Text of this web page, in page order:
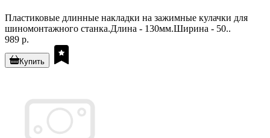
Пластиковые длинные накладки на зажимные кулачки для
шиномонтажного станка.Длина - 130мм.Ширина - 50..
989 р.
Купить